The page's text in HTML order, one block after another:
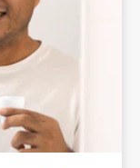
barrier.
berkat
gigi sejak